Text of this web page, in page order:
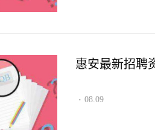
惠安最新招聘
· 08.09